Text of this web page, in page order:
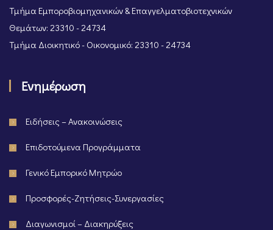
Τμήμα Εμποροβιομηχανικών & Επαγγελματοβιοτεχνικών
Θεμάτων: 23310 - 24734
Τμήμα Διοικητικό - Οικονομικό: 23310 - 24734
Ενημέρωση
Ειδήσεις – Ανακοινώσεις
Επιδοτούμενα Προγράμματα
Γενικό Εμπορικό Μητρώο
Προσφορές-Ζητήσεις-Συνεργασίες
Διαγωνισμοί – Διακηρύξεις